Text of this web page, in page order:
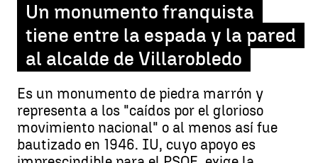
Un monumento franquista
tiene entre la espada y la pared
al alcalde de Villarobledo
Es un monumento de piedra marrón y
representa a los "caídos por el glorioso
movimiento nacional" o al menos así fue
bautizado en 1946. IU, cuyo apoyo es